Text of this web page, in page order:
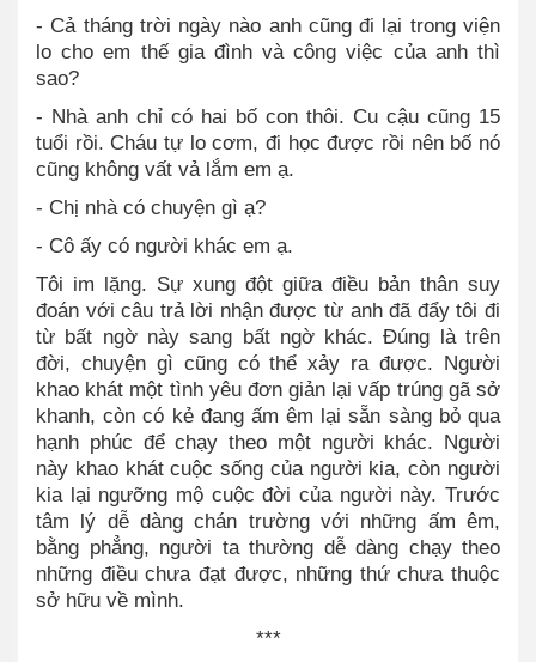
- Cả tháng trời ngày nào anh cũng đi lại trong viện
lo cho em thế gia đình và công việc của anh thì
sao?
- Nhà anh chỉ có hai bố con thôi. Cu cậu cũng 15
tuổi rồi. Cháu tự lo cơm, đi học được rồi nên bố nó
cũng không vất vả lắm em ạ.
- Chị nhà có chuyện gì ạ?
- Cô ấy có người khác em ạ.
Tôi im lặng. Sự xung đột giữa điều bản thân suy
đoán với câu trả lời nhận được từ anh đã đẩy tôi đi
từ bất ngờ này sang bất ngờ khác. Đúng là trên
đời, chuyện gì cũng có thể xảy ra được. Người
khao khát một tình yêu đơn giản lại vấp trúng gã sở
khanh, còn có kẻ đang ấm êm lại sẵn sàng bỏ qua
hạnh phúc để chạy theo một người khác. Người
này khao khát cuộc sống của người kia, còn người
kia lại ngưỡng mộ cuộc đời của người này. Trước
tâm lý dễ dàng chán trường với những ấm êm,
bằng phẳng, người ta thường dễ dàng chạy theo
những điều chưa đạt được, những thứ chưa thuộc
sở hữu về mình.
***